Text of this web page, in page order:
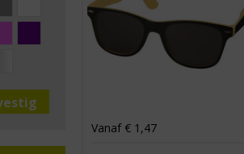
Vanaf € 1,47